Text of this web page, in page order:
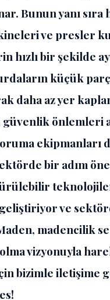
Bunun yanı sıra
ve presler
bir şekilde
küçük
daha az yer
güvenlik
ekipmanları
bir adım
geliştiriyor ve
madencilik
vizyonuyla
bizimle iletişime